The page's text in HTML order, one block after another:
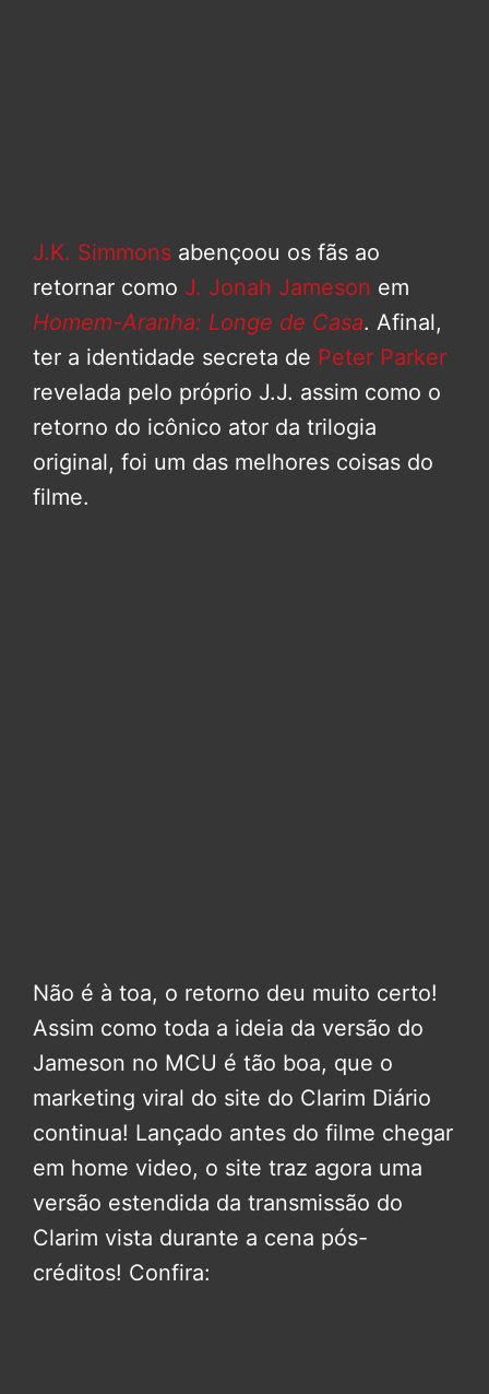
J.K. Simmons abençoou os fãs ao
retornar como J. Jonah Jameson em
Homem-Aranha: Longe de Casa. Afinal,
ter a identidade secreta de Peter Parker
revelada pelo próprio J.J. assim como o
retorno do icônico ator da trilogia
original, foi um das melhores coisas do
filme.
Não é à toa, o retorno deu muito certo!
Assim como toda a ideia da versão do
Jameson no MCU é tão boa, que o
marketing viral do site do Clarim Diário
continua! Lançado antes do filme chegar
em home video, o site traz agora uma
versão estendida da transmissão do
Clarim vista durante a cena pós-
créditos! Confira: